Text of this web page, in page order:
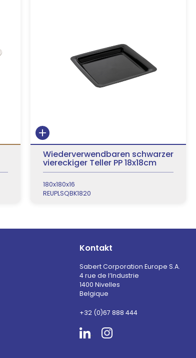
Wiederverwendbaren schwarzer
viereckiger Teller PP 18x18cm
180x180x16
REUPLSQBK1820
Kontakt
Sabert Corporation Europe S.A.
4 rue de l’Industrie
1400 Nivelles
Belgique
+32 (0)67 888 444